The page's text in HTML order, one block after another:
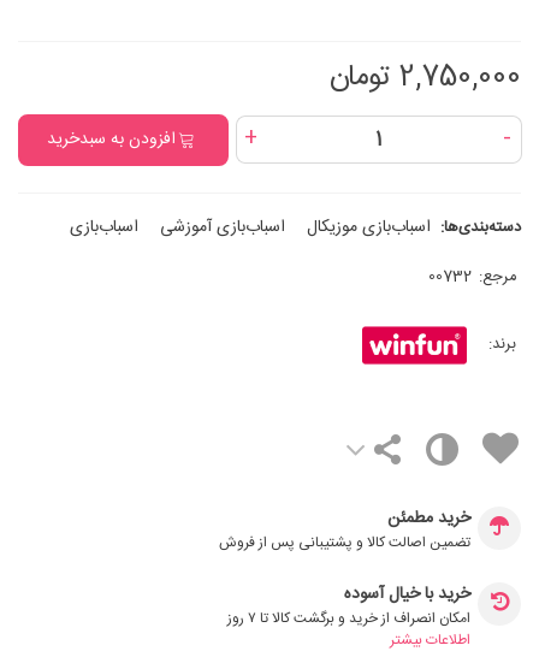
2,750,000 تومان
-
+ افزودن به سبدخرید
دسته‌بندی‌ها: اسباب‌بازی موزیکال اسباب‌بازی آموزشی اسباب‌بازی
مرجع: 00732
برند:
خرید مطمئن
تضمین اصالت کالا و پشتیبانی پس از فروش
خرید با خیال آسوده
امکان انصراف از خرید و برگشت کالا تا ۷ روز
اطلاعات بیشتر